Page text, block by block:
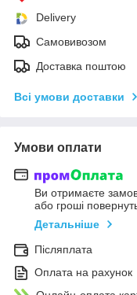
Delivery
Самовивозом
Доставка поштою
Всі умови доставки
Умови оплати
Ви отримаєте
або гроші
Детальніше
Післяплата
Оплата на рахунок